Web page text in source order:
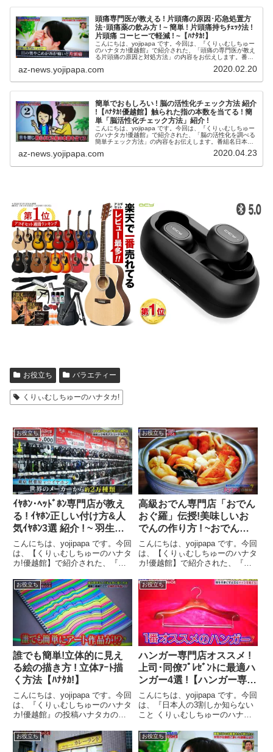
頭痛専門医が教える ! 片頭痛の原因･応急処置方
法･頭痛薬の飲み方 ! ~ 簡単 ! 片頭痛持ちﾁｪｯｸ法 !
片頭痛 コーヒーで軽減 ! ~【ﾊﾅﾀｶ!】
こんにちは、yojipapa です。今回は、『くりぃむしちゅー
のハナタカ!優越館』で紹介された、「頭痛の専門医が教え
る片頭痛の原因と対処方法」の内容をお伝えします。番組
ナタカ!優越館出演者...
az-news.yojipapa.com 2020.02.20
簡単でおもしろい ! 脳の活性化チェック方法 紹介
!【ﾊﾅﾀｶ!優越館】触られた指の本数を当てる ! 簡
単「脳活性化チェック方法」紹介 !
こんにちは、yojipapa です。今回は、『くりぃむしちゅー
のハナタカ!優越館』で紹介された、「脳の活性化を調べる
簡単チェック方法」の内容をお伝えします。番組名日本人
越館出演者【MC】...
az-news.yojipapa.com 2020.04.23
お役立ち バラエティー
くりぃむしちゅーのハナタカ!
お役立ち
ｲﾔﾎﾝ･ﾍｯﾄﾞﾎﾝ専門店が教え
る ! ｲﾔﾎﾝ正しい付け方&人
気ｲﾔﾎﾝ3選 紹介 ! ~ 羽生結
弦選手も通う「e☆ｲﾔﾎﾝ」
人気イヤホン3選 ! ~【ﾊﾅﾀ
ｶ!】
こんにちは、yojipapa です。今回
は、【くりぃむしちゅーのハナタ
カ!優越館】で紹介された、『イ
イヤホン」が教えるハナタカ』の
内容をお伝えします。番組名日本
人の3割しか知らないこと くり
ぃむしちゅーのハナタ...
お役立ち
高級おでん専門店「おでん
おぐ羅」伝授!美味しいお
でんの作り方 ! ~おでん専
門店が教える!美味しいお
でんの作り方レシピ!~【ﾊﾅ
ﾀｶ!】
こんにちは、yojipapa です。今回
は、【くりぃむしちゅーのハナタ
カ!優越館】で紹介された、『高
いおでんの作り方』の内容をお伝
えします。番組名日本人の3割し
か知らないこと くりぃむしちゅ
ーのハナタカ!優越館...
お役立ち
誰でも簡単!立体的に見え
る絵の描き方 ! 立体ｱｰﾄ描
く方法【ﾊﾅﾀｶ!】
こんにちは、yojipapa です。今回
は、『くりぃむしちゅーのハナタ
カ!優越館』の投稿ハナタカのコ
単に立体的に見える絵 立体アー
ト作品を描く方法」の内容をお伝
お役立ち
ハンガー専門店オススメ !
上司･同僚ﾌﾟﾚｾﾞﾝﾄに最適ハ
ンガー4選 !【ハンガー専門
店が教える！ 日本人の3割
しか知らない ハナタカ!】
こんにちは、yojipapa です。今回
は、『日本人の3割しか知らない
こと くりぃむしちゅーのハナタ
都足立区にある創業１９５１年の
ハンガー専門店「ハンガーのなが
お役立ち お役立ち